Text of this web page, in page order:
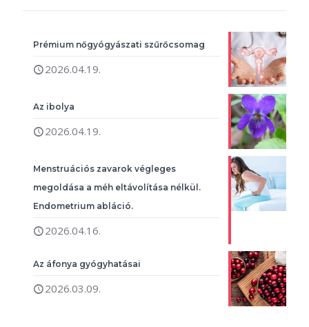
Prémium nőgyógyászati szűrőcsomag
2026.04.19.
Az ibolya
2026.04.19.
Menstruációs zavarok végleges
megoldása a méh eltávolítása nélkül.
Endometrium abláció.
2026.04.16.
Az áfonya gyógyhatásai
2026.03.09.